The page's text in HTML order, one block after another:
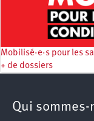
Mobilisé·e·s pour les
+ de dossiers
Qui sommes-